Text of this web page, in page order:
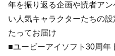
年を振り返る企画や読者ア
い人気キャラクターたちの
たってお届け
■ユービーアイソフト30周年